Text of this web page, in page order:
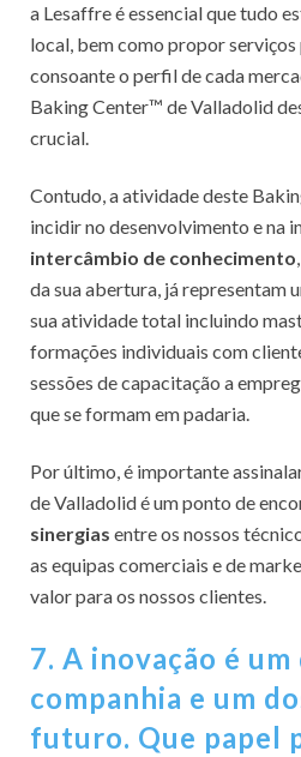
a Lesaffre é essencial que tudo
local, bem como propor
consoante o perfil de cada
Baking Center™ de Valladolid
crucial.
Contudo, a atividade deste
incidir no desenvolvimento e na
intercâmbio de conhecimento
da sua abertura, já representam
sua atividade total incluindo
formações individuais com
sessões de capacitação a
que se formam em padaria.
Por último, é importante
de Valladolid é um ponto de
sinergias entre os nossos
as equipas comerciais e de
valor para os nossos clientes.
7. A inovação é um
companhia e um
futuro. Que papel